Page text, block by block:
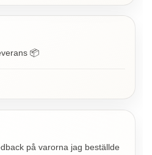
📦
på varorna jag beställde